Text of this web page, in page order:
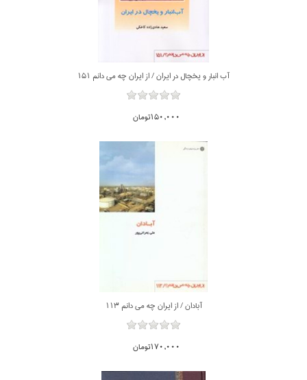
آب انبار و يخچال در ايران / از ايران چه مي دانم 151
150,000تومان
آبادان / از ايران چه مي دانم 113
170,000تومان